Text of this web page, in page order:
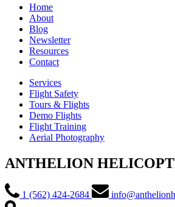
Home
About
Blog
Newsletter
Resources
Contact
Services
Flight Safety
Tours & Flights
Demo Flights
Flight Training
Aerial Photography
ANTHELION
1 (562) 424-2684